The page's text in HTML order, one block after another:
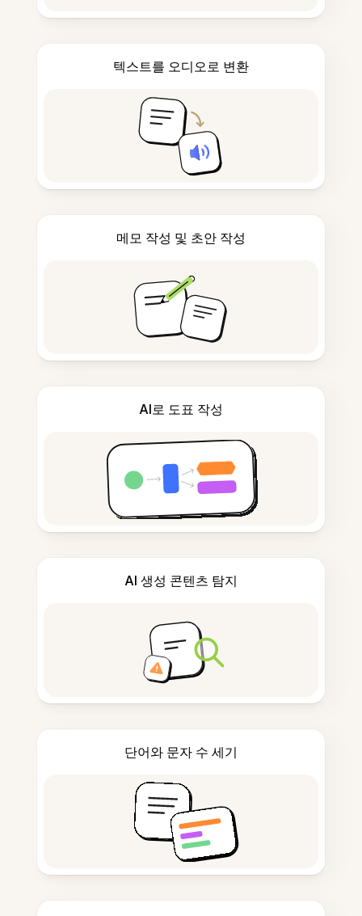
텍스트를 오디오로 변환
메모 작성 및 초안 작성
AI로 도표 작성
AI 생성 콘텐츠 탐지
단어와 문자 수 세기